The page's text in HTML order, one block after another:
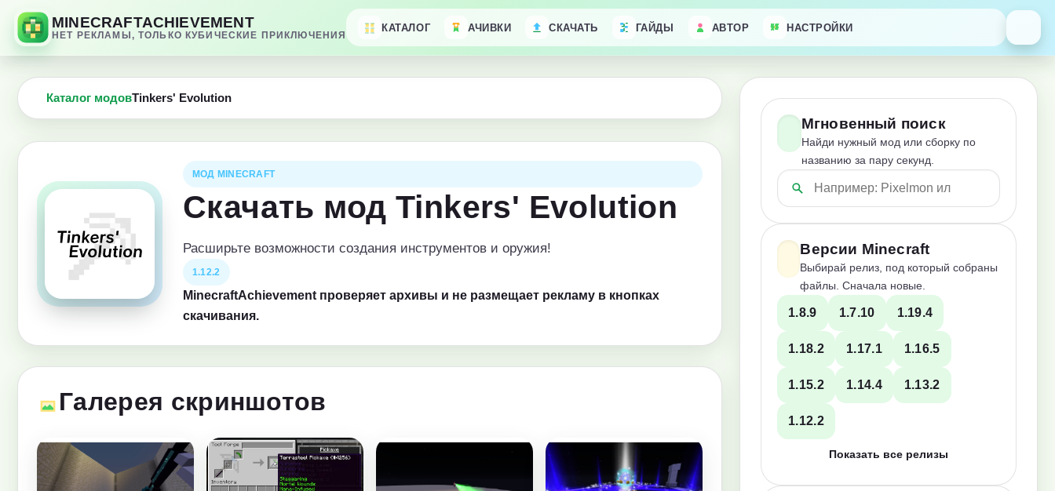
MINECRAFTACHIEVEMENT
НЕТ РЕКЛАМЫ, ТОЛЬКО КУБИЧЕСКИЕ ПРИКЛЮЧЕНИЯ
КАТАЛОГ АЧИВКИ СКАЧАТЬ ГАЙДЫ АВТОР НАСТРОЙКИ
Каталог модовTinkers' Evolution
МОД MINECRAFT
Скачать мод Tinkers' Evolution
Расширьте возможности создания инструментов и оружия!
1.12.2
MinecraftAchievement проверяет архивы и не размещает рекламу в кнопках
скачивания.
Галерея скриншотов
Мгновенный поиск
Найди нужный мод или сборку по
названию за пару секунд.
Версии Minecraft
Выбирай релиз, под который собраны
файлы. Сначала новые.
1.8.9 1.7.10 1.19.4
1.18.2 1.17.1 1.16.5
1.15.2 1.14.4 1.13.2
1.12.2
Показать все релизы